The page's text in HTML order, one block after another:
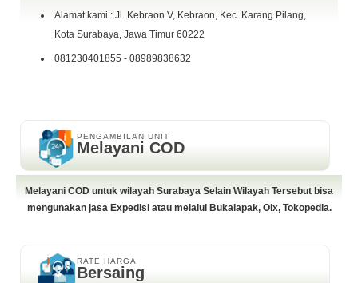
Alamat kami : Jl. Kebraon V, Kebraon, Kec. Karang Pilang,
Kota Surabaya, Jawa Timur 60222
081230401855 - 08989838632
PENGAMBILAN UNIT
Melayani COD
Melayani COD untuk wilayah Surabaya Selain Wilayah Tersebut bisa
mengunakan jasa Expedisi atau melalui Bukalapak, Olx, Tokopedia.
RATE HARGA
Bersaing